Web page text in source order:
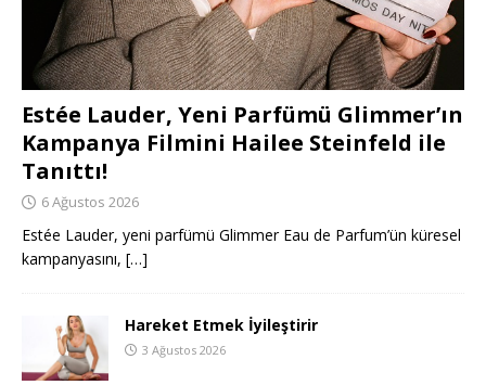
Estée Lauder, Yeni Parfümü Glimmer’ın
Kampanya Filmini Hailee Steinfeld ile
Tanıttı!
6 Ağustos 2026
Estée Lauder, yeni parfümü Glimmer Eau de Parfum’ün küresel
kampanyasını, […]
Hareket Etmek İyileştirir
3 Ağustos 2026